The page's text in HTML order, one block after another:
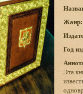
Жанр:
Год
Эта